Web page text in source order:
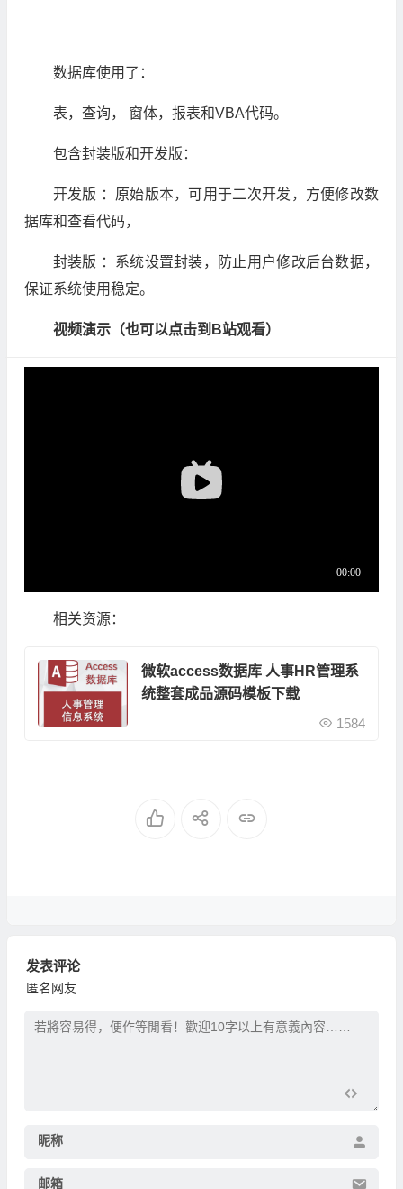
数据库使用了：
表，查询， 窗体，报表和VBA代码。
包含封装版和开发版：
开发版 ：原始版本，可用于二次开发，方便修改数
据库和查看代码，
封装版 ：系统设置封装，防止用户修改后台数据，
保证系统使用稳定。
视频演示（也可以点击到B站观看）
相关资源：
微软access数据库 人事HR管理系
统整套成品源码模板下载
1584
发表评论
匿名网友
昵称
邮箱